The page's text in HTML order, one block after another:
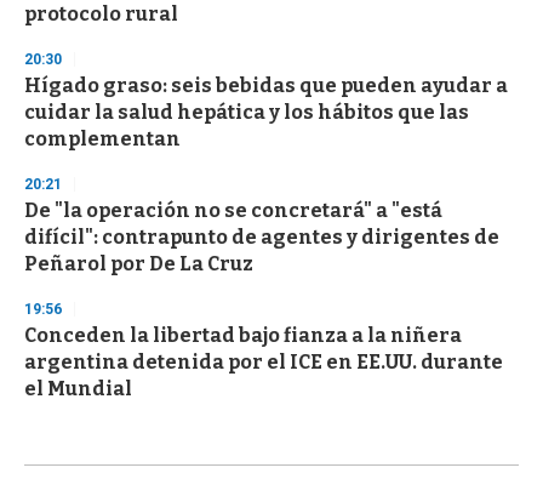
protocolo rural
20:30
Hígado graso: seis bebidas que pueden ayudar a
cuidar la salud hepática y los hábitos que las
complementan
20:21
De "la operación no se concretará" a "está
difícil": contrapunto de agentes y dirigentes de
Peñarol por De La Cruz
19:56
Conceden la libertad bajo fianza a la niñera
argentina detenida por el ICE en EE.UU. durante
el Mundial